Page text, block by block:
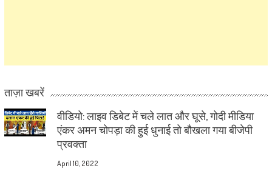
ताज़ा खबरें
वीडियो: लाइव डिबेट में चले लात और घूसे, गोदी मीडिया
एंकर अमन चोपड़ा की हुई धुनाई तो बौखला गया बीजेपी
प्रवक्ता
April 10, 2022